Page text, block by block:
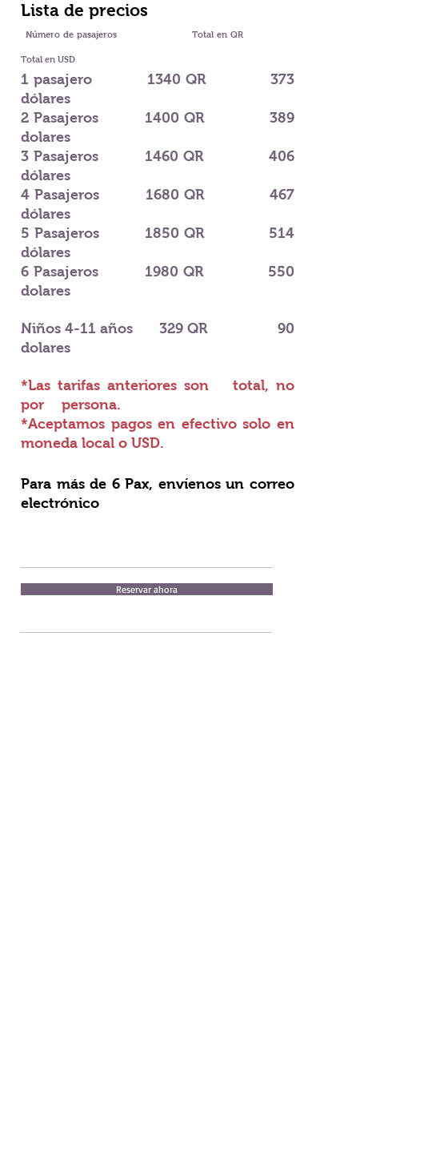
Lista de precios
Número de pasajeros Total en QR
Total en USD
1 pasajero 1340 QR
373
dólares
2 Pasajeros
1400 QR
389
dolares
3 Pasajeros
1460 QR
406
dólares
4 Pasajeros
1680 QR
467
dólares
5 Pasajeros
1850 QR
514
dólares
6 Pasajeros
1980 QR
550
dolares
Niños 4-11 años 329 QR
90
dolares
*Las tarifas anteriores son
total, no
por
persona.
*Aceptamos pagos en efectivo solo en
moneda local o USD.
Para más de 6 Pax, envíenos un correo
electrónico
Reservar ahora